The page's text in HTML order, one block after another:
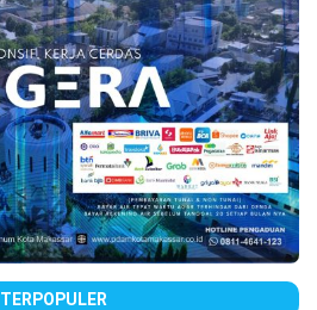
TERPOPULER